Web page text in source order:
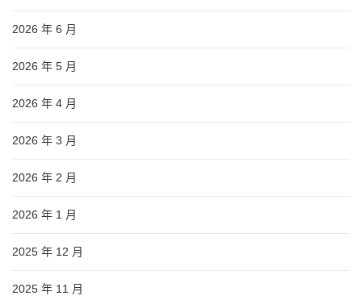
2026 年 6 月
2026 年 5 月
2026 年 4 月
2026 年 3 月
2026 年 2 月
2026 年 1 月
2025 年 12 月
2025 年 11 月